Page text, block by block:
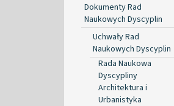
Dokumenty Rad
Naukowych Dyscyplin
Uchwały Rad
Naukowych Dyscyplin
Rada Naukowa
Dyscypliny
Architektura i
Urbanistyka